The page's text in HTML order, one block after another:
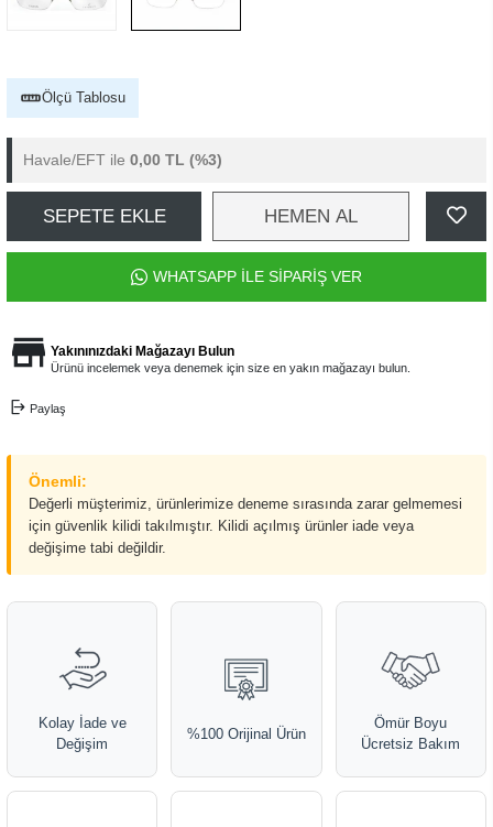
Ölçü Tablosu
Havale/EFT ile 0,00 TL (%3)
SEPETE EKLE HEMEN AL
WHATSAPP İLE SİPARİŞ VER
Yakınınızdaki Mağazayı Bulun
Ürünü incelemek veya denemek için size en yakın mağazayı bulun.
Paylaş
Önemli:
Değerli müşterimiz, ürünlerimize deneme sırasında zarar gelmemesi
için güvenlik kilidi takılmıştır. Kilidi açılmış ürünler iade veya
değişime tabi değildir.
Kolay İade ve
Değişim
%100 Orijinal Ürün
Ömür Boyu
Ücretsiz Bakım